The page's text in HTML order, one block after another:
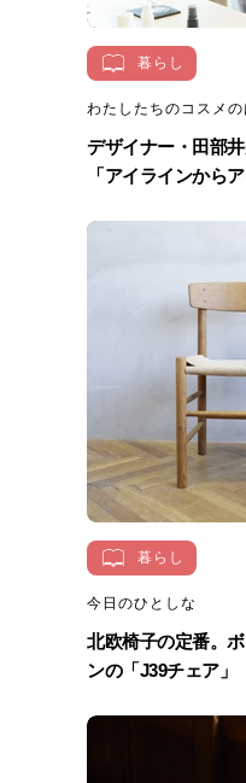
暮らし
わたしたちのコスメの
デザイナー・田部井
「アイラインから
暮らし
今日のひとしな
北欧椅子の定番。
ンの「J39チェア」